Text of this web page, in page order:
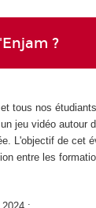
?
tous nos
jeu vidéo autour
L'objectif de cet
entre les